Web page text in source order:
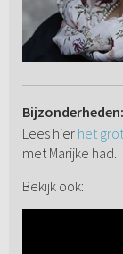
Bijzonderheden:
Lees hier het
met Marijke had.
Bekijk ook: